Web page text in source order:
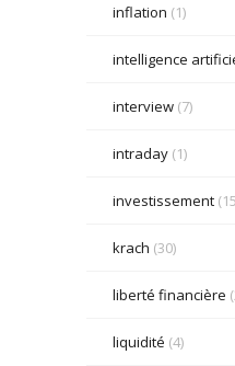
inflation (1)
intelligence
interview(7)
intraday(1)
investissement
krach (30)
liberté financière
liquidité (4)